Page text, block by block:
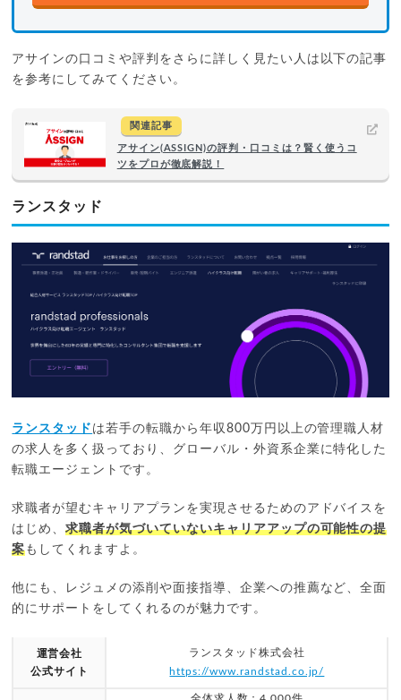
アサインの口コミや評判をさらに詳しく見たい人は以下の記事
を参考にしてみてください。
関連記事
アサイン(ASSIGN)の評判・口コミは？賢く使うコ
ツをプロが徹底解説！
ランスタッド
ランスタッド は若手の転職から年収800万円以上の管理職人材
の求人を多く扱っており、グローバル・外資系企業に特化した
転職エージェントです。
求職者が望むキャリアプランを実現させるためのアドバイスを
はじめ、求職者が気づいていないキャリアアップの可能性の提
案もしてくれますよ。
他にも、レジュメの添削や面接指導、企業への推薦など、全面
的にサポートをしてくれるのが魅力です。
運営会社
公式サイト
ランスタッド株式会社
https://www.randstad.co.jp/
全体求人数：4,000件